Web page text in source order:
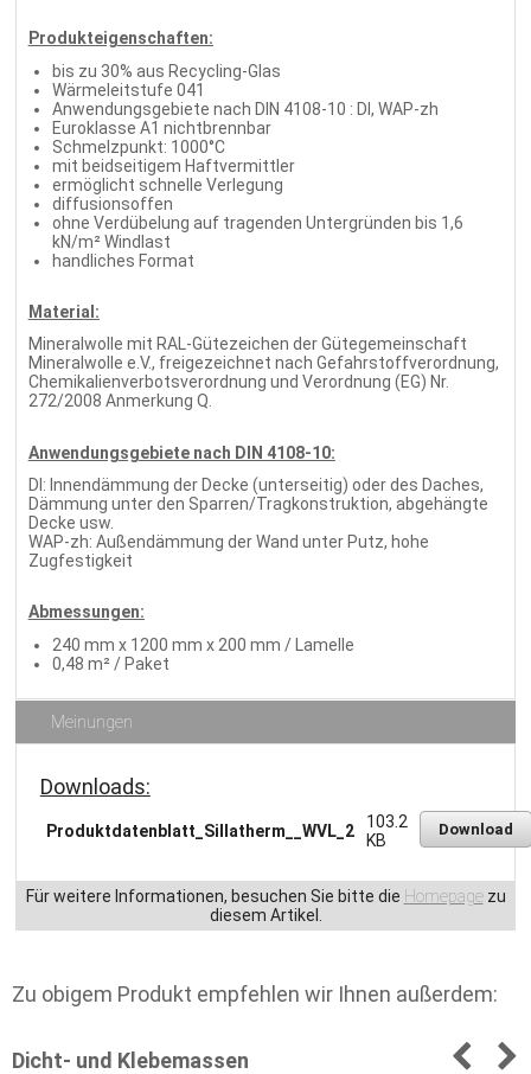
Produkteigenschaften:
bis zu 30% aus Recycling-Glas
Wärmeleitstufe 041
Anwendungsgebiete nach DIN 4108-10 : DI, WAP-zh
Euroklasse A1 nichtbrennbar
Schmelzpunkt: 1000°C
mit beidseitigem Haftvermittler
ermöglicht schnelle Verlegung
diffusionsoffen
ohne Verdübelung auf tragenden Untergründen bis 1,6
kN/m² Windlast
handliches Format
Material:
Mineralwolle mit RAL-Gütezeichen der Gütegemeinschaft
Mineralwolle e.V., freigezeichnet nach Gefahrstoffverordnung,
Chemikalienverbotsverordnung und Verordnung (EG) Nr.
272/2008 Anmerkung Q.
Anwendungsgebiete nach DIN 4108-10:
DI: Innendämmung der Decke (unterseitig) oder des Daches,
Dämmung unter den Sparren/Tragkonstruktion, abgehängte
Decke usw.
WAP-zh: Außendämmung der Wand unter Putz, hohe
Zugfestigkeit
Abmessungen:
240 mm x 1200 mm x 200 mm / Lamelle
0,48 m² / Paket
Meinungen
Downloads:
Produktdatenblatt_Sillatherm__WVL_2
103.2
KB
Download
Für weitere Informationen, besuchen Sie bitte die Homepagezu
diesem Artikel.
Zu obigem Produkt empfehlen wir Ihnen außerdem:
Dicht- und Klebemassen